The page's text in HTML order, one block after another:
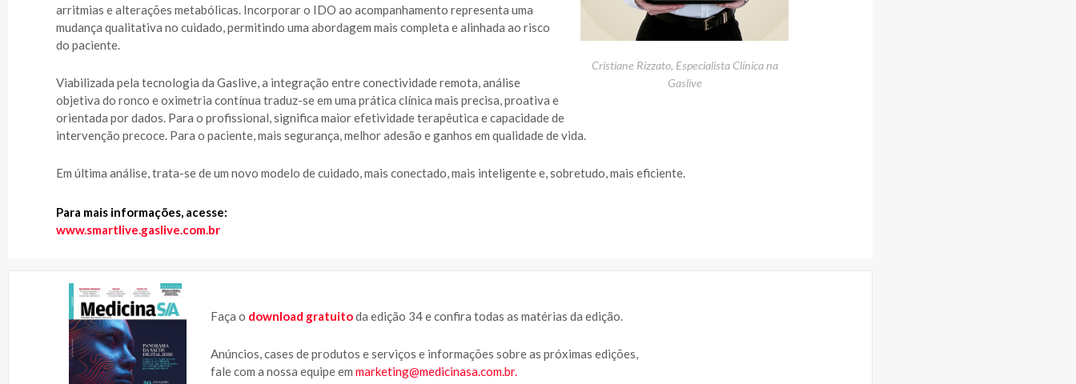
Cristiane Rizzato, Especialista Clínica na
Gaslive
arritmias e alterações metabólicas. Incorporar o IDO ao acompanhamento representa uma
mudança qualitativa no cuidado, permitindo uma abordagem mais completa e alinhada ao risco
do paciente.
Viabilizada pela tecnologia da Gaslive, a integração entre conectividade remota, análise
objetiva do ronco e oximetria contínua traduz-se em uma prática clínica mais precisa, proativa e
orientada por dados. Para o profissional, significa maior efetividade terapêutica e capacidade de
intervenção precoce. Para o paciente, mais segurança, melhor adesão e ganhos em qualidade de vida.
Em última análise, trata-se de um novo modelo de cuidado, mais conectado, mais inteligente e, sobretudo, mais eficiente.
Para mais informações, acesse:
www.smartlive.gaslive.com.br
Faça o download gratuitoda edição 34 e confira todas as matérias da edição.
Anúncios, cases de produtos e serviços e informações sobre as próximas edições,
fale com a nossa equipe emmarketing@medicinasa.com.br.